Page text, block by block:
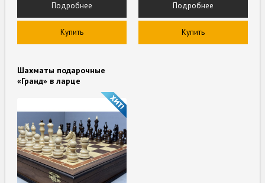
Подробнее
Купить
Подробнее
Купить
Шахматы подарочные
«Гранд» в ларце